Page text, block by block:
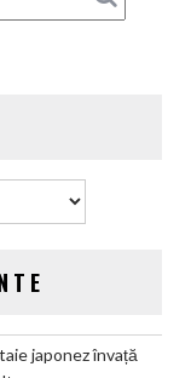
Germania
japonez învață